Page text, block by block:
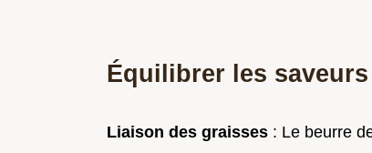
Équilibrer les
Liaison des graisses : Le beurre